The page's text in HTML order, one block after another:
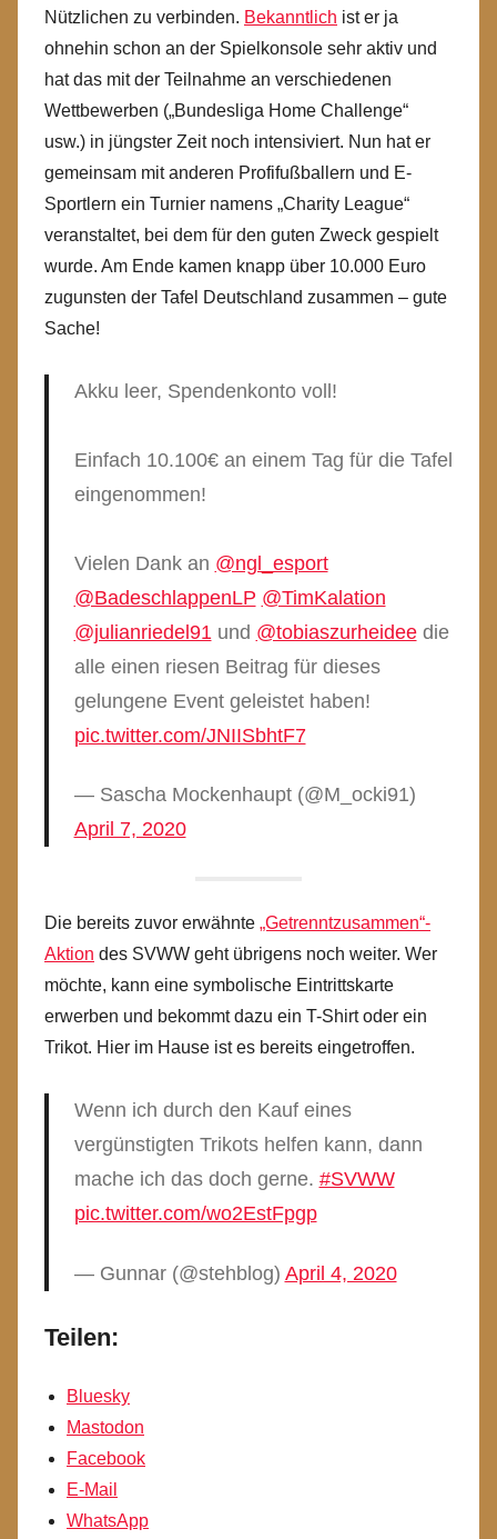
Nützlichen zu verbinden. Bekanntlich ist er ja
ohnehin schon an der Spielkonsole sehr aktiv und
hat das mit der Teilnahme an verschiedenen
Wettbewerben („Bundesliga Home Challenge“
usw.) in jüngster Zeit noch intensiviert. Nun hat er
gemeinsam mit anderen Profifußballern und E-
Sportlern ein Turnier namens „Charity League“
veranstaltet, bei dem für den guten Zweck gespielt
wurde. Am Ende kamen knapp über 10.000 Euro
zugunsten der Tafel Deutschland zusammen – gute
Sache!
Akku leer, Spendenkonto voll!
Einfach 10.100€ an einem Tag für die Tafel
eingenommen!
Vielen Dank an @ngl_esport
@BadeschlappenLP @TimKalation
@julianriedel91 und @tobiaszurheideedie
alle einen riesen Beitrag für dieses
gelungene Event geleistet haben!
pic.twitter.com/JNIISbhtF7
— Sascha Mockenhaupt (@M_ocki91)
April 7, 2020
Die bereits zuvor erwähnte „Getrenntzusammen“-
Aktion des SVWW geht übrigens noch weiter. Wer
möchte, kann eine symbolische Eintrittskarte
erwerben und bekommt dazu ein T-Shirt oder ein
Trikot. Hier im Hause ist es bereits eingetroffen.
Wenn ich durch den Kauf eines
vergünstigten Trikots helfen kann, dann
mache ich das doch gerne. #SVWW
pic.twitter.com/wo2EstFpgp
— Gunnar (@stehblog) April 4, 2020
Teilen:
Bluesky
Mastodon
Facebook
E-Mail
WhatsApp